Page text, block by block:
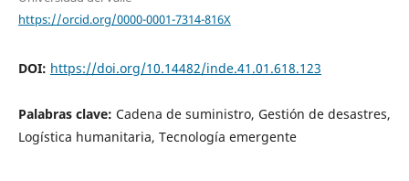
https://orcid.org/0000-0001-7314-816X
DOI: https://doi.org/10.14482/inde.41.01.618.123
Palabras clave: Cadena de suministro, Gestión de desastres,
Logística humanitaria, Tecnología emergente